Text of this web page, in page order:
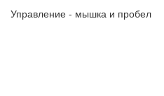
Управление - мышка и пробел